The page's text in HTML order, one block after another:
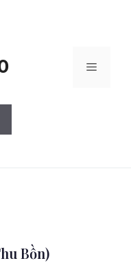
Menu
Bồn)